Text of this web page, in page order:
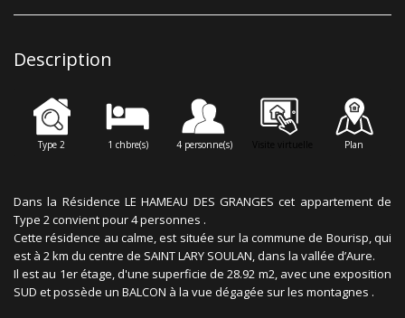
Description
Type 2 1 chbre(s) 4 personne(s) Visite virtuelle Plan
Dans la Résidence LE HAMEAU DES GRANGES cet appartement de
Type 2 convient pour 4 personnes .
Cette résidence au calme, est située sur la commune de Bourisp, qui
est à 2 km du centre de SAINT LARY SOULAN, dans la vallée d’Aure.
Il est au 1er étage, d'une superficie de 28.92 m2, avec une exposition
SUD et possède un BALCON à la vue dégagée sur les montagnes .